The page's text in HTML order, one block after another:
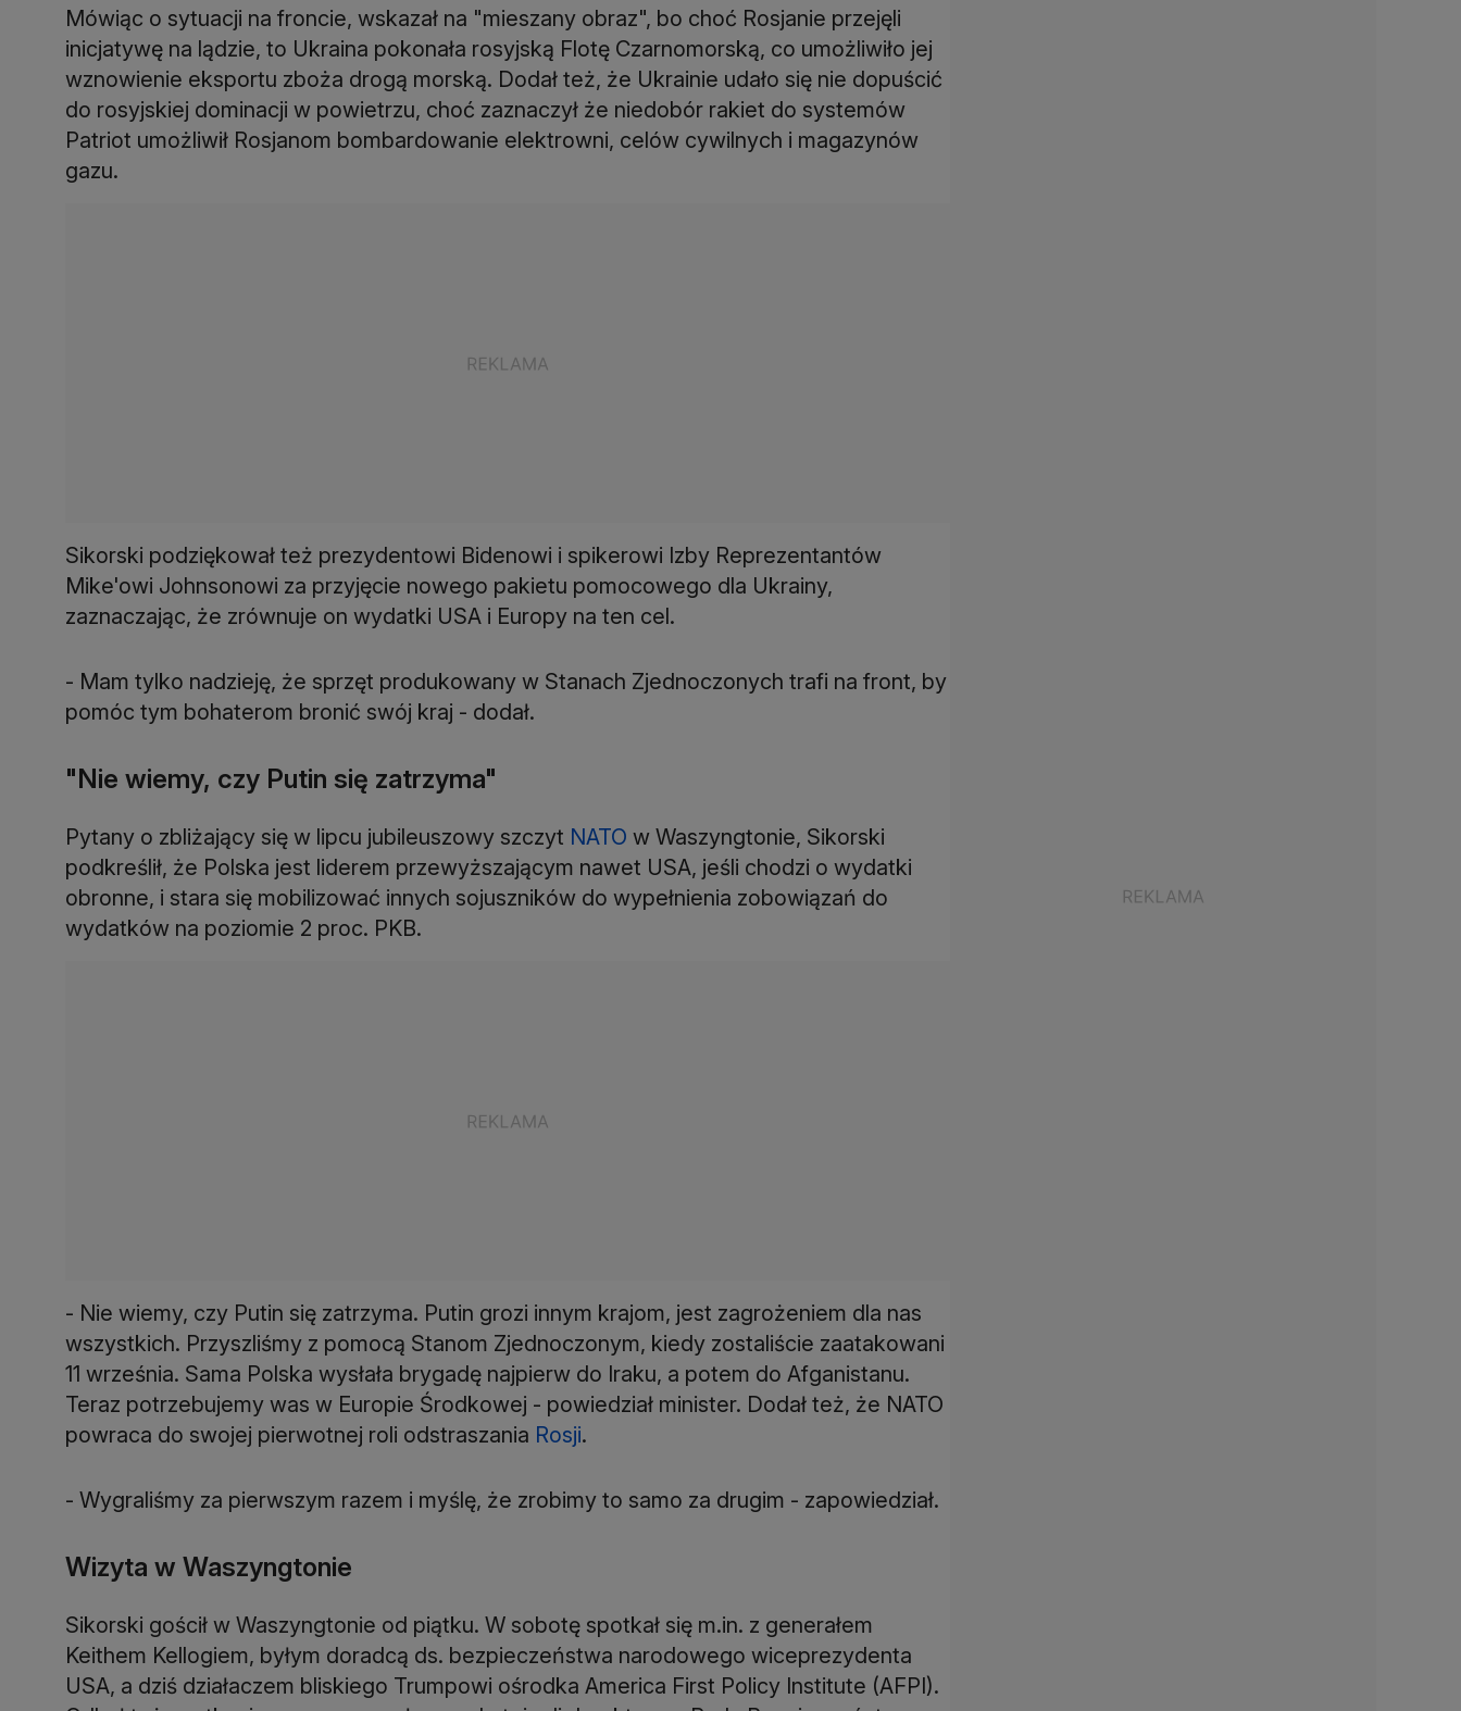
Mówiąc o sytuacji na froncie, wskazał na "mieszany obraz", bo choć Rosjanie przejęli
inicjatywę na lądzie, to Ukraina pokonała rosyjską Flotę Czarnomorską, co umożliwiło jej
wznowienie eksportu zboża drogą morską. Dodał też, że Ukrainie udało się nie dopuścić
do rosyjskiej dominacji w powietrzu, choć zaznaczył że niedobór rakiet do systemów
Patriot umożliwił Rosjanom bombardowanie elektrowni, celów cywilnych i magazynów
gazu.
Sikorski podziękował też prezydentowi Bidenowi i spikerowi Izby Reprezentantów
Mike'owi Johnsonowi za przyjęcie nowego pakietu pomocowego dla Ukrainy,
zaznaczając, że zrównuje on wydatki USA i Europy na ten cel.
- Mam tylko nadzieję, że sprzęt produkowany w Stanach Zjednoczonych trafi na front, by
pomóc tym bohaterom bronić swój kraj - dodał.
"Nie wiemy, czy Putin się zatrzyma"
Pytany o zbliżający się w lipcu jubileuszowy szczyt NATO w Waszyngtonie, Sikorski
podkreślił, że Polska jest liderem przewyższającym nawet USA, jeśli chodzi o wydatki
obronne, i stara się mobilizować innych sojuszników do wypełnienia zobowiązań do
wydatków na poziomie 2 proc. PKB.
- Nie wiemy, czy Putin się zatrzyma. Putin grozi innym krajom, jest zagrożeniem dla nas
wszystkich. Przyszliśmy z pomocą Stanom Zjednoczonym, kiedy zostaliście zaatakowani
11 września. Sama Polska wysłała brygadę najpierw do Iraku, a potem do Afganistanu.
Teraz potrzebujemy was w Europie Środkowej - powiedział minister. Dodał też, że NATO
powraca do swojej pierwotnej roli odstraszania Rosji.
- Wygraliśmy za pierwszym razem i myślę, że zrobimy to samo za drugim - zapowiedział.
Wizyta w Waszyngtonie
Sikorski gościł w Waszyngtonie od piątku. W sobotę spotkał się m.in. z generałem
Keithem Kellogiem, byłym doradcą ds. bezpieczeństwa narodowego wiceprezydenta
USA, a dziś działaczem bliskiego Trumpowi ośrodka America First Policy Institute (AFPI).